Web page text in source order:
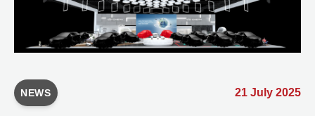
NEWS 21 July 2025